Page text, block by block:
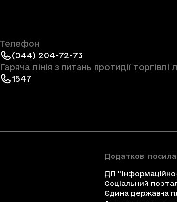
Телефон
(044) 204-72-73
Гаряча лінія з питань протидії торгівлі
1547
Додаткові
ДП
Соціальний
Єдина державна